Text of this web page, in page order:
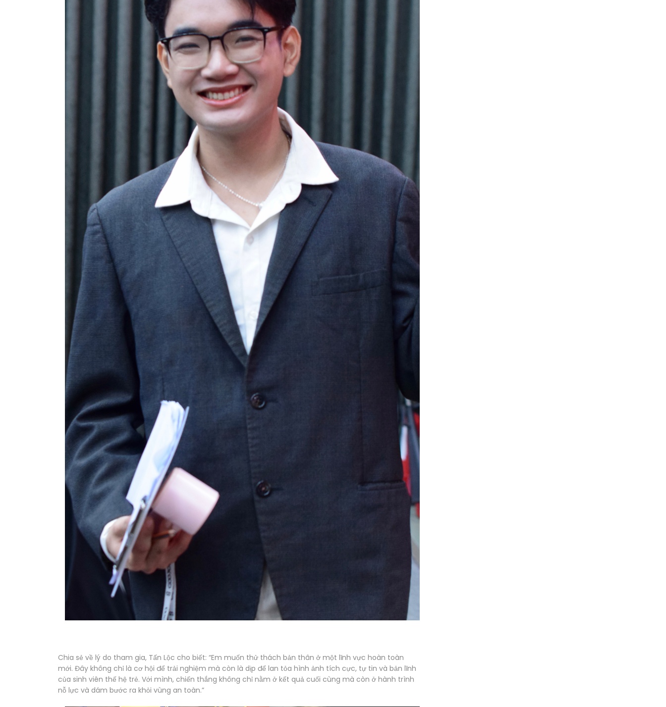
Chia sẻ về lý do tham gia, Tấn Lộc cho biết: “Em muốn thử thách bản thân ở một lĩnh vực hoàn toàn
mới. Đây không chỉ là cơ hội để trải nghiệm mà còn là dịp để lan tỏa hình ảnh tích cực, tự tin và bản lĩnh
của sinh viên thế hệ trẻ. Với mình, chiến thắng không chỉ nằm ở kết quả cuối cùng mà còn ở hành trình
nỗ lực và dám bước ra khỏi vùng an toàn.”